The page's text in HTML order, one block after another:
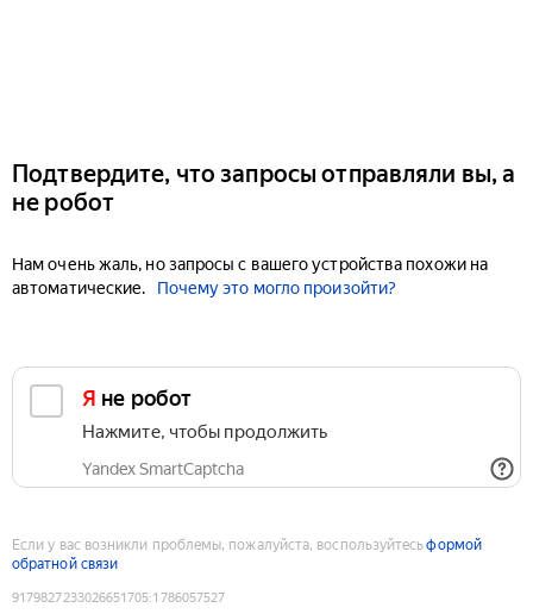
Подтвердите, что запросы отправляли вы, а
не робот
Нам очень жаль, но запросы с вашего устройства похожи на
автоматические.
Почему это могло произойти?
Я не робот
Нажмите, чтобы продолжить
Yandex SmartCaptcha
Если у вас возникли проблемы, пожалуйста, воспользуйтесьформой
обратной связи
9179827233026651705:1786057527